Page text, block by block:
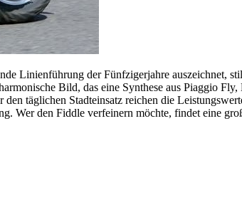
Linienführung der Fünfzigerjahre auszeichnet,
Bild, das eine Synthese aus Piaggio
täglichen Stadteinsatz reichen die
Wer den Fiddle verfeinern möchte, findet eine